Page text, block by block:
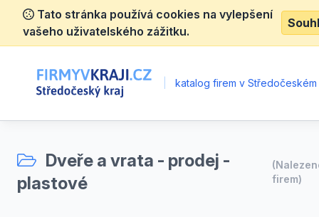
Tato stránka používá cookies na vylepšení
vašeho uživatelského zážitku.
katalog firem v Středočeském
Dveře a vrata - prodej -
plastové
firem)